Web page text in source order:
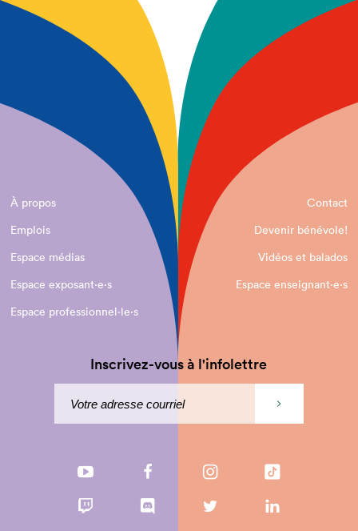
À propos
Contact
Emplois
Devenir bénévole!
Espace médias
Vidéos et balados
Espace exposant·e⋅s
Espace enseignant·e⋅s
Espace professionnel·le⋅s
Inscrivez-vous à l'infolettre